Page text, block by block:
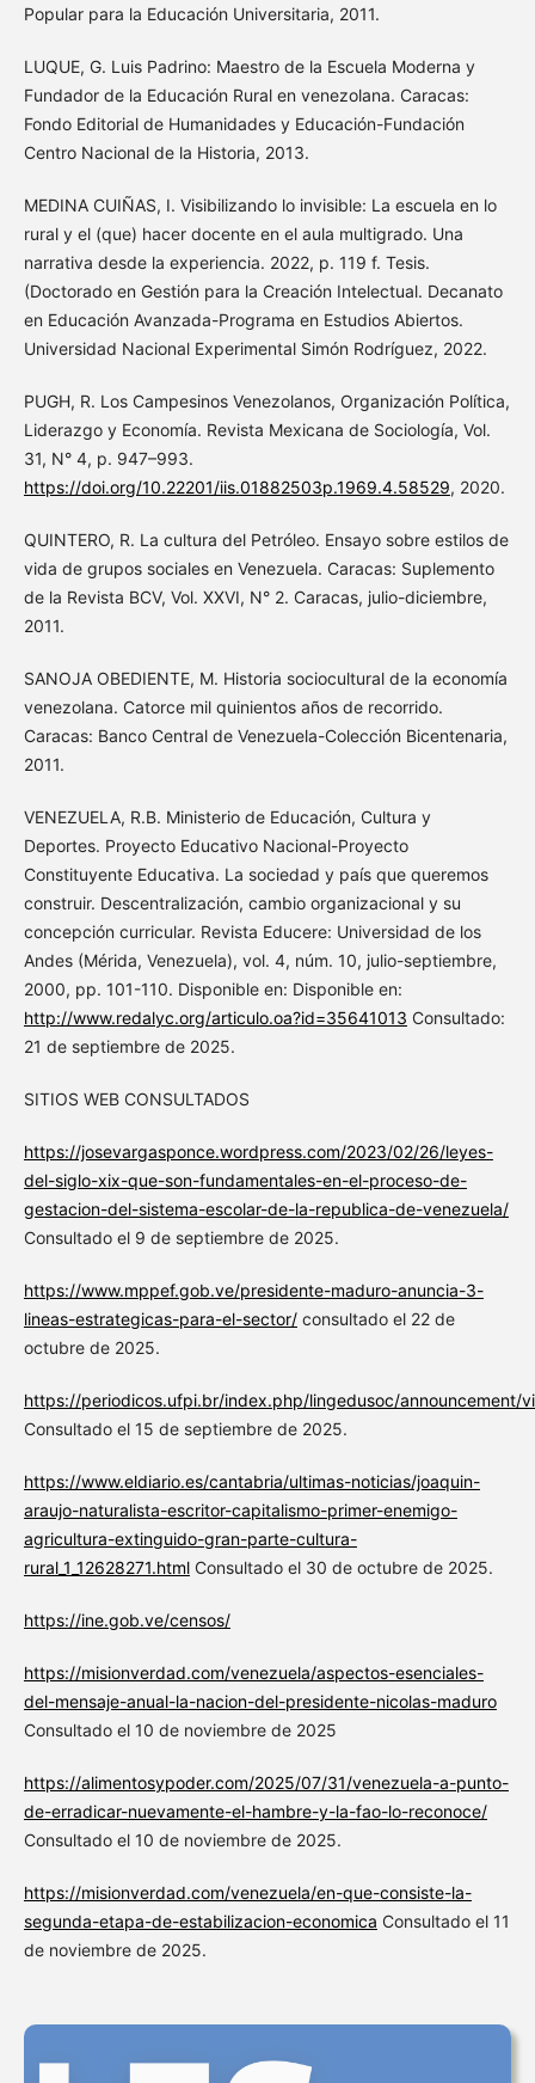
Popular para la Educación Universitaria, 2011.
LUQUE, G. Luis Padrino: Maestro de la Escuela Moderna y
Fundador de la Educación Rural en venezolana. Caracas:
Fondo Editorial de Humanidades y Educación-Fundación
Centro Nacional de la Historia, 2013.
MEDINA CUIÑAS, I. Visibilizando lo invisible: La escuela en lo
rural y el (que) hacer docente en el aula multigrado. Una
narrativa desde la experiencia. 2022, p. 119 f. Tesis.
(Doctorado en Gestión para la Creación Intelectual. Decanato
en Educación Avanzada-Programa en Estudios Abiertos.
Universidad Nacional Experimental Simón Rodríguez, 2022.
PUGH, R. Los Campesinos Venezolanos, Organización Política,
Liderazgo y Economía. Revista Mexicana de Sociología, Vol.
31, N° 4, p. 947–993.
https://doi.org/10.22201/iis.01882503p.1969.4.58529, 2020.
QUINTERO, R. La cultura del Petróleo. Ensayo sobre estilos de
vida de grupos sociales en Venezuela. Caracas: Suplemento
de la Revista BCV, Vol. XXVI, N° 2. Caracas, julio-diciembre,
2011.
SANOJA OBEDIENTE, M. Historia sociocultural de la economía
venezolana. Catorce mil quinientos años de recorrido.
Caracas: Banco Central de Venezuela-Colección Bicentenaria,
2011.
VENEZUELA, R.B. Ministerio de Educación, Cultura y
Deportes. Proyecto Educativo Nacional-Proyecto
Constituyente Educativa. La sociedad y país que queremos
construir. Descentralización, cambio organizacional y su
concepción curricular. Revista Educere: Universidad de los
Andes (Mérida, Venezuela), vol. 4, núm. 10, julio-septiembre,
2000, pp. 101-110. Disponible en: Disponible en:
http://www.redalyc.org/articulo.oa?id=35641013 Consultado:
21 de septiembre de 2025.
SITIOS WEB CONSULTADOS
https://josevargasponce.wordpress.com/2023/02/26/leyes-
del-siglo-xix-que-son-fundamentales-en-el-proceso-de-
gestacion-del-sistema-escolar-de-la-republica-de-venezuela/
Consultado el 9 de septiembre de 2025.
https://www.mppef.gob.ve/presidente-maduro-anuncia-3-
lineas-estrategicas-para-el-sector/consultado el 22 de
octubre de 2025.
https://periodicos.ufpi.br/index.php/lingedusoc/announcement/
Consultado el 15 de septiembre de 2025.
https://www.eldiario.es/cantabria/ultimas-noticias/joaquin-
araujo-naturalista-escritor-capitalismo-primer-enemigo-
agricultura-extinguido-gran-parte-cultura-
rural_1_12628271.htmlConsultado el 30 de octubre de 2025.
https://ine.gob.ve/censos/
https://misionverdad.com/venezuela/aspectos-esenciales-
del-mensaje-anual-la-nacion-del-presidente-nicolas-maduro
Consultado el 10 de noviembre de 2025
https://alimentosypoder.com/2025/07/31/venezuela-a-punto-
de-erradicar-nuevamente-el-hambre-y-la-fao-lo-reconoce/
Consultado el 10 de noviembre de 2025.
https://misionverdad.com/venezuela/en-que-consiste-la-
segunda-etapa-de-estabilizacion-economica Consultado el 11
de noviembre de 2025.